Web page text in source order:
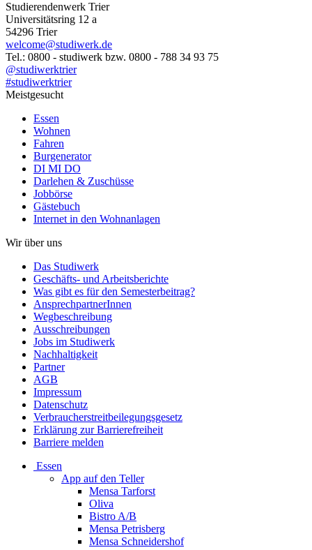
Studierendenwerk Trier
Universitätsring 12 a
54296 Trier
welcome@studiwerk.de
Tel.: 0800 - studiwerk bzw. 0800 - 788 34 93 75
@studiwerktrier
#studiwerktrier
Meistgesucht
Essen
Wohnen
Fahren
Burgenerator
DI MI DO
Darlehen & Zuschüsse
Jobbörse
Gästebuch
Internet in den Wohnanlagen
Wir über uns
Das Studiwerk
Geschäfts- und Arbeitsberichte
Was gibt es für den Semesterbeitrag?
AnsprechpartnerInnen
Wegbeschreibung
Ausschreibungen
Jobs im Studiwerk
Nachhaltigkeit
Partner
AGB
Impressum
Datenschutz
Verbraucherstreitbeilegungsgesetz
Erklärung zur Barrierefreiheit
Barriere melden
Essen
App auf den Teller
Mensa Tarforst
Oliva
Bistro A/B
Mensa Petrisberg
Mensa Schneidershof